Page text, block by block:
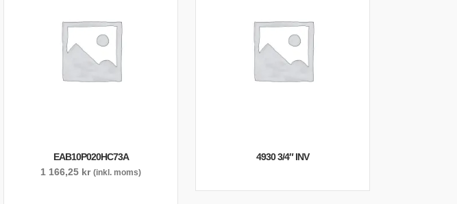
EAB10P020HC73A
1 166,25 kr (inkl. moms)
4930 3/4″ INV